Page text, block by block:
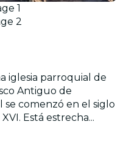
1
2
iglesia parroquial de
Antiguo de
comenzó en el siglo
Está estrecha...